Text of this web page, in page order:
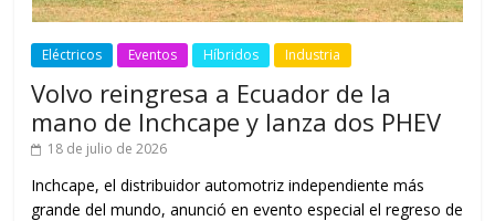
Eléctricos Eventos Híbridos Industria
Volvo reingresa a Ecuador de la
mano de Inchcape y lanza dos PHEV
18 de julio de 2026
Inchcape, el distribuidor automotriz independiente más
grande del mundo, anunció en evento especial el regreso de